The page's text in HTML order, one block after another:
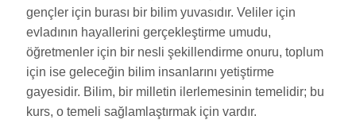
gençler için burası bir bilim yuvasıdır. Veliler için
evladının hayallerini gerçekleştirme umudu,
öğretmenler için bir nesli şekillendirme onuru, toplum
için ise geleceğin bilim insanlarını yetiştirme
gayesidir. Bilim, bir milletin ilerlemesinin temelidir; bu
kurs, o temeli sağlamlaştırmak için vardır.